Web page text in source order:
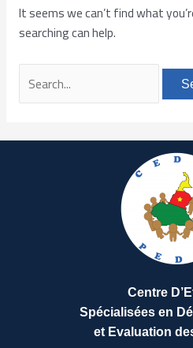
It seems we can’t find what
searching can help.
Centre
Spécialisées en
et Evaluation